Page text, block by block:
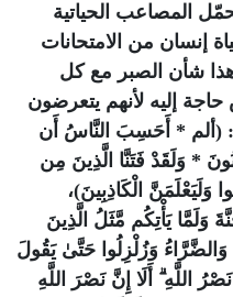
المصاعب الحياتية
إنسان من الامتحانات
هذا شأن الصبر مع كل
حاجة إليه لأنهم يتعرضون
(ألم * أَحَسِبَ النَّاسُ أَن
* وَلَقَدْ فَتَنَّا الَّذِينَ مِن
وَلَيَعْلَمَنَّ الْكَاذِبِينَ)،
وَلَمَّا يَأْتِكُم مَّثَلُ الَّذِينَ
وَزُلْزِلُوا حَتَّىٰ يَقُولَ
اللَّهِ ۗ أَلَا إِنَّ نَصْرَ اللَّهِ